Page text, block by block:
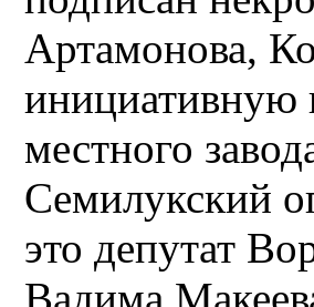
Артамонова,
инициативную
местного
Семилукский
это депутат
Вадима